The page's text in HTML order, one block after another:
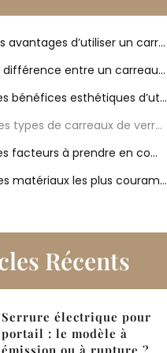
Quels sont les avantages d’utiliser un carreau de verre pour votre salle de bain ?
Quelle est la différence entre un carreau de verre et un carreau de céramique pour votre salle de bain ?
Quels sont les bénéfices esthétiques d’utiliser un carreau de verre pour votre salle de bain ?
Quels sont les types de carreaux de verre disponibles pour votre salle de bain ?
Quels sont les facteurs à prendre en compte lors de l’installation d’un carreau de verre pour votre salle de bain ?
Quels sont les matériaux les plus couramment utilisés pour les carreaux de verre pour votre salle de bain ?
Récents
Serrure électrique pour
portail : le modèle à